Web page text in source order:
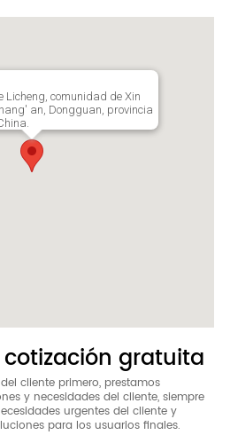
Licheng, comunidad de Xin
an, Dongguan, provincia
gratuita
cliente primero, prestamos
y necesidades del cliente, siempre
urgentes del cliente y
para los usuarios finales.